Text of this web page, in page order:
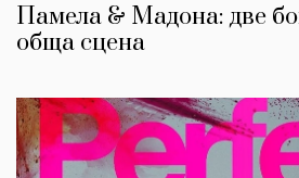
Памела & Мадона: две
обща сцена